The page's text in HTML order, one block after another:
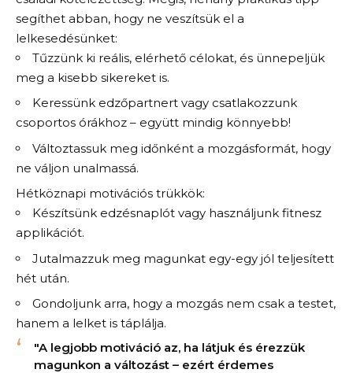
segíthet abban, hogy ne veszítsük el a
lelkesedésünket:
Tűzzünk ki reális, elérhető célokat, és ünnepeljük
meg a kisebb sikereket is.
Keressünk edzőpartnert vagy csatlakozzunk
csoportos órákhoz – együtt mindig könnyebb!
Változtassuk meg időnként a mozgásformát, hogy
ne váljon unalmassá.
Hétköznapi motivációs trükkök:
Készítsünk edzésnaplót vagy használjunk fitnesz
applikációt.
Jutalmazzuk meg magunkat egy-egy jól teljesített
hét után.
Gondoljunk arra, hogy a mozgás nem csak a testet,
hanem a lelket is táplálja.
"A legjobb motiváció az, ha látjuk és érezzük
magunkon a változást – ezért érdemes